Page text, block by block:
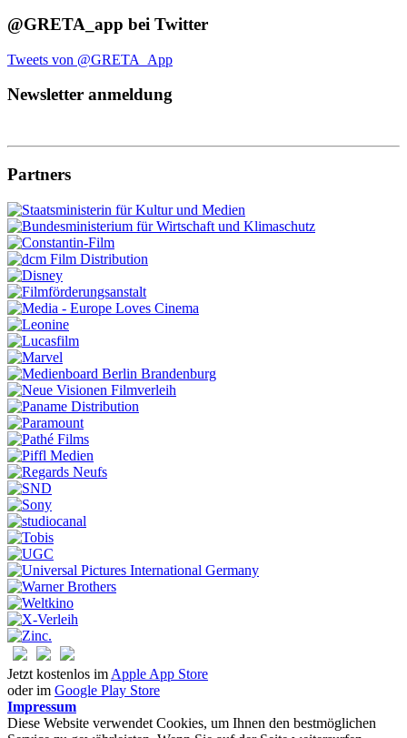
@GRETA_app bei Twitter
Tweets von @GRETA_App
Newsletter anmeldung
Partners
Jetzt kostenlos im Apple App Store
oder im Google Play Store
Impressum
Diese Website verwendet Cookies, um Ihnen den bestmöglichen